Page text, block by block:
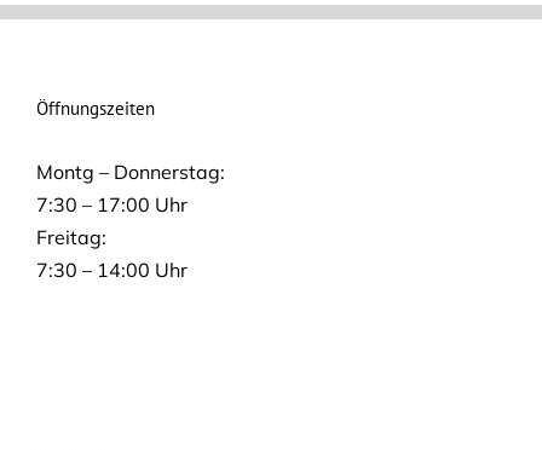
Öffnungszeiten
Montg – Donnerstag:
7:30 – 17:00 Uhr
Freitag:
7:30 – 14:00 Uhr